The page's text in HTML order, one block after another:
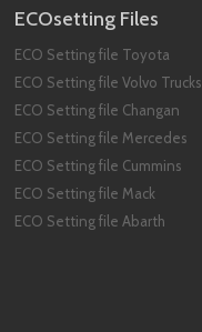
ECOsetting Files
ECO Setting file Toyota
ECO Setting file Volvo Trucks
ECO Setting file Changan
ECO Setting file Mercedes
ECO Setting file Cummins
ECO Setting file Mack
ECO Setting file Abarth